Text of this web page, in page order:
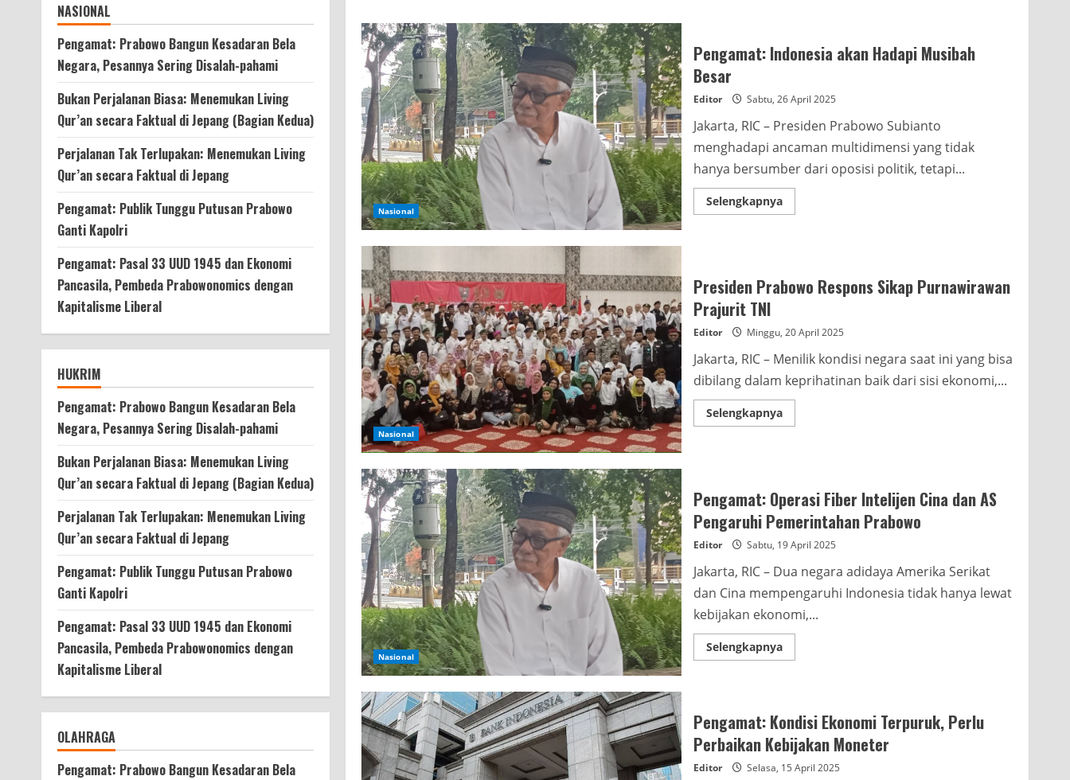
Angin
Segar
Prabowo
Nasional
Pengamat: Indonesia akan Hadapi Musibah
Besar
Editor Sabtu, 26 April 2025
Jakarta, RIC – Presiden Prabowo Subianto
menghadapi ancaman multidimensi yang tidak
hanya bersumber dari oposisi politik, tetapi...
SelengkapnyaRead
more
Musibah
Besar
Nasional
Presiden Prabowo Respons Sikap Purnawirawan
Prajurit TNI
Editor Minggu, 20 April 2025
Jakarta, RIC – Menilik kondisi negara saat ini yang bisa
dibilang dalam keprihatinan baik dari sisi ekonomi,...
SelengkapnyaRead
more
Purnawirawan
Prajurit
TNI
Nasional
Pengamat: Operasi Fiber Intelijen Cina dan AS
Pengaruhi Pemerintahan Prabowo
Editor Sabtu, 19 April 2025
Jakarta, RIC – Dua negara adidaya Amerika Serikat
dan Cina mempengaruhi Indonesia tidak hanya lewat
kebijakan ekonomi,...
SelengkapnyaRead
more
Intelijen
Cina
dan
AS
Pengaruhi
Pemerintahan
Pengamat: Kondisi Ekonomi Terpuruk, Perlu
Perbaikan Kebijakan Moneter
Editor Selasa, 15 April 2025
NASIONAL
Pengamat: Prabowo Bangun Kesadaran Bela
Negara, Pesannya Sering Disalah-pahami
Bukan Perjalanan Biasa: Menemukan Living
Qur’an secara Faktual di Jepang (Bagian Kedua)
Perjalanan Tak Terlupakan: Menemukan Living
Qur’an secara Faktual di Jepang
Pengamat: Publik Tunggu Putusan Prabowo
Ganti Kapolri
Pengamat: Pasal 33 UUD 1945 dan Ekonomi
Pancasila, Pembeda Prabowonomics dengan
Kapitalisme Liberal
HUKRIM
Pengamat: Prabowo Bangun Kesadaran Bela
Negara, Pesannya Sering Disalah-pahami
Bukan Perjalanan Biasa: Menemukan Living
Qur’an secara Faktual di Jepang (Bagian Kedua)
Perjalanan Tak Terlupakan: Menemukan Living
Qur’an secara Faktual di Jepang
Pengamat: Publik Tunggu Putusan Prabowo
Ganti Kapolri
Pengamat: Pasal 33 UUD 1945 dan Ekonomi
Pancasila, Pembeda Prabowonomics dengan
Kapitalisme Liberal
OLAHRAGA
Pengamat: Prabowo Bangun Kesadaran Bela